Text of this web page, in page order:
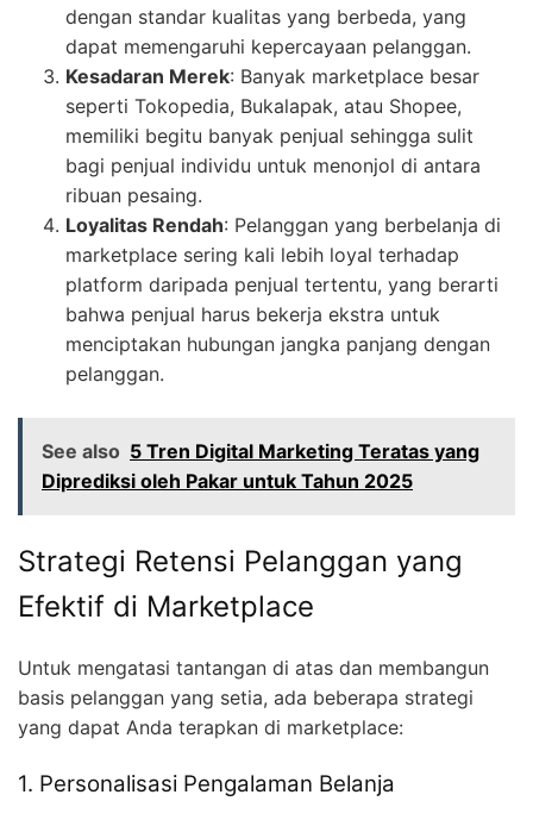
dengan standar kualitas yang berbeda, yang
dapat memengaruhi kepercayaan pelanggan.
Kesadaran Merek: Banyak marketplace besar
seperti Tokopedia, Bukalapak, atau Shopee,
memiliki begitu banyak penjual sehingga sulit
bagi penjual individu untuk menonjol di antara
ribuan pesaing.
Loyalitas Rendah: Pelanggan yang berbelanja di
marketplace sering kali lebih loyal terhadap
platform daripada penjual tertentu, yang berarti
bahwa penjual harus bekerja ekstra untuk
menciptakan hubungan jangka panjang dengan
pelanggan.
See also 5 Tren Digital Marketing Teratas yang
Diprediksi oleh Pakar untuk Tahun 2025
Strategi Retensi Pelanggan yang
Efektif di Marketplace
Untuk mengatasi tantangan di atas dan membangun
basis pelanggan yang setia, ada beberapa strategi
yang dapat Anda terapkan di marketplace:
1. Personalisasi Pengalaman Belanja